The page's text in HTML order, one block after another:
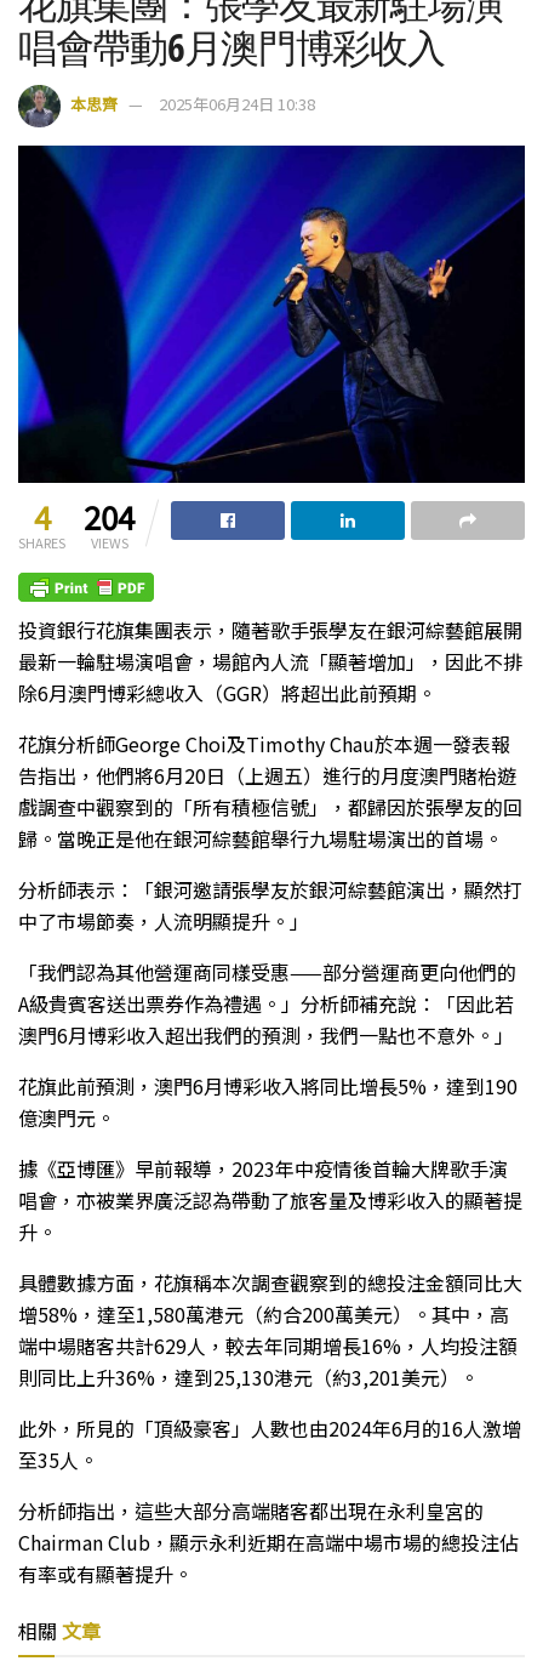
唱會帶動6月澳門博彩收入
本思齊 2025年06月24日 10:38
4
SHARES
204
VIEWS
投資銀行花旗集團表示，隨著歌手張學友在銀河綜藝館展開
最新一輪駐場演唱會，場館內人流「顯著增加」，因此不排
除6月澳門博彩總收入（GGR）將超出此前預期。
花旗分析師George Choi及Timothy Chau於本週一發表報
告指出，他們將6月20日（上週五）進行的月度澳門賭枱遊
戲調查中觀察到的「所有積極信號」，都歸因於張學友的回
歸。當晚正是他在銀河綜藝館舉行九場駐場演出的首場。
分析師表示：「銀河邀請張學友於銀河綜藝館演出，顯然打
中了市場節奏，人流明顯提升。」
「我們認為其他營運商同樣受惠——部分營運商更向他們的
A級貴賓客送出票券作為禮遇。」分析師補充說：「因此若
澳門6月博彩收入超出我們的預測，我們一點也不意外。」
花旗此前預測，澳門6月博彩收入將同比增長5%，達到190
億澳門元。
據《亞博匯》早前報導，2023年中疫情後首輪大牌歌手演
唱會，亦被業界廣泛認為帶動了旅客量及博彩收入的顯著提
升。
具體數據方面，花旗稱本次調查觀察到的總投注金額同比大
增58%，達至1,580萬港元（約合200萬美元）。其中，高
端中場賭客共計629人，較去年同期增長16%，人均投注額
則同比上升36%，達到25,130港元（約3,201美元）。
此外，所見的「頂級豪客」人數也由2024年6月的16人激增
至35人。
分析師指出，這些大部分高端賭客都出現在永利皇宮的
Chairman Club，顯示永利近期在高端中場市場的總投注佔
有率或有顯著提升。
相關 文章